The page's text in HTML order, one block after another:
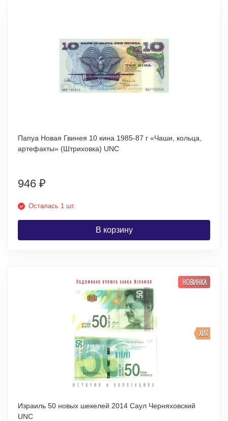
Папуа Новая Гвинея 10 кина 1985-87 г «Чаши, кольца,
артефакты» (Штриховка) UNC
946 ₽
Осталась 1 шт.
В корзину
ХИТ
НОВИНКА
Израиль 50 новых шекелей 2014 Саул Черняховский
UNC